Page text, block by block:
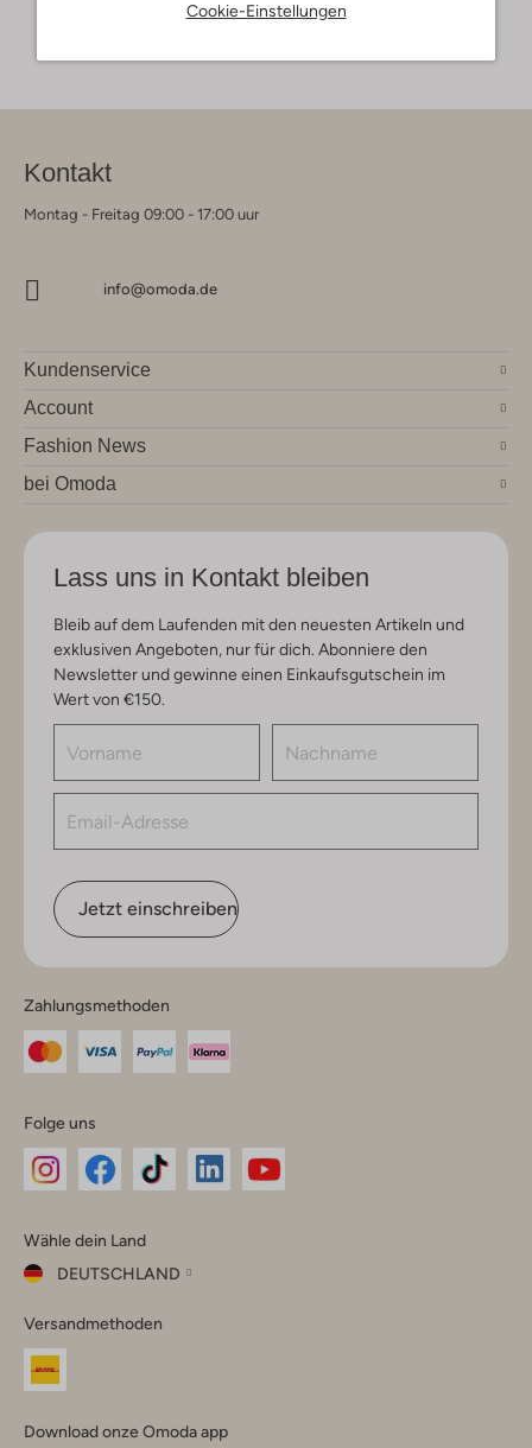
Cookie-Einstellungen
Kontakt
Montag - Freitag 09:00 - 17:00 uur
info@omoda.de
Kundenservice
Account
Fashion News
bei Omoda
Lass uns in Kontakt bleiben
Bleib auf dem Laufenden mit den neuesten Artikeln und
exklusiven Angeboten, nur für dich. Abonniere den
Newsletter und gewinne einen Einkaufsgutschein im
Wert von €150.
Jetzt einschreiben
Zahlungsmethoden
Folge uns
Instagram
Facebook
TikTok
Wähle dein Land
DEUTSCHLAND
dein
Land
Versandmethoden
Download onze Omoda app